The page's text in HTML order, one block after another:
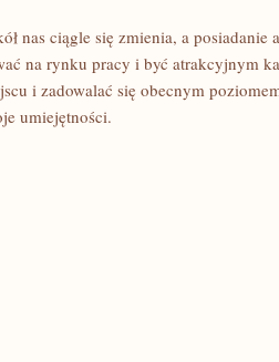
nas ciągle się zmienia, a
na rynku pracy i być atrakcyjnym
i zadowalać się obecnym
⁢umiejętności.